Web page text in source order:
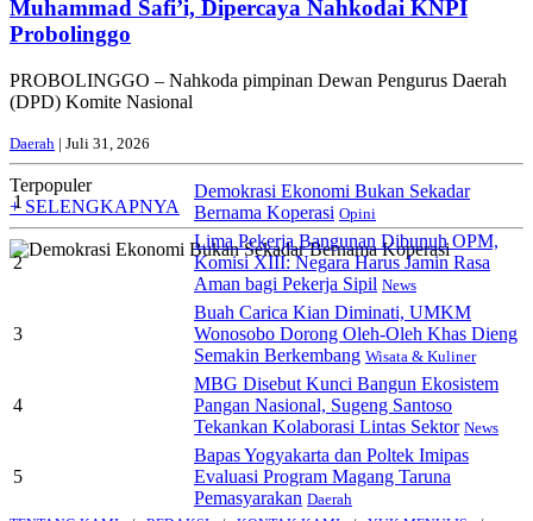
Muhammad Safi’i, Dipercaya Nahkodai KNPI
Probolinggo
PROBOLINGGO – Nahkoda pimpinan Dewan Pengurus Daerah
(DPD) Komite Nasional
Daerah | Juli 31, 2026
Terpopuler
+ SELENGKAPNYA
1
Demokrasi Ekonomi Bukan Sekadar
Bernama Koperasi Opini
2
Lima Pekerja Bangunan Dibunuh OPM,
Komisi XIII: Negara Harus Jamin Rasa
Aman bagi Pekerja Sipil News
3
Buah Carica Kian Diminati, UMKM
Wonosobo Dorong Oleh-Oleh Khas Dieng
Semakin Berkembang Wisata & Kuliner
4
MBG Disebut Kunci Bangun Ekosistem
Pangan Nasional, Sugeng Santoso
Tekankan Kolaborasi Lintas Sektor News
5
Bapas Yogyakarta dan Poltek Imipas
Evaluasi Program Magang Taruna
Pemasyarakan Daerah